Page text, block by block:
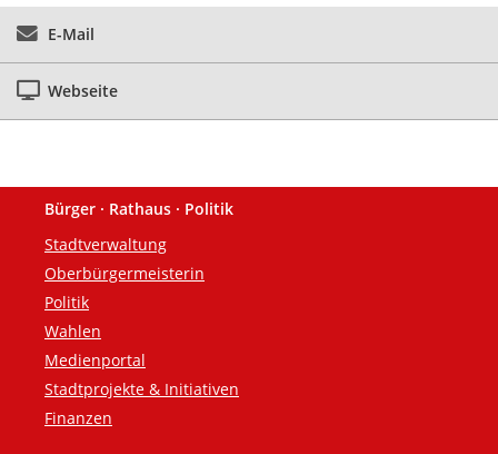
E-Mail
Webseite
Fußzeile
Bürger · Rathaus · Politik
Stadtverwaltung
Oberbürgermeisterin
Politik
Wahlen
Medienportal
Stadtprojekte & Initiativen
Finanzen